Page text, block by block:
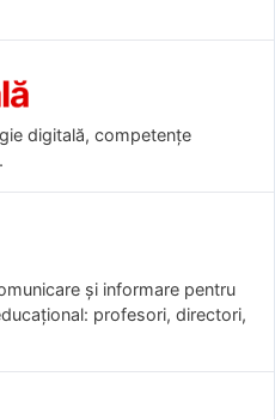
digitală, competențe
și informare pentru
profesori, directori,